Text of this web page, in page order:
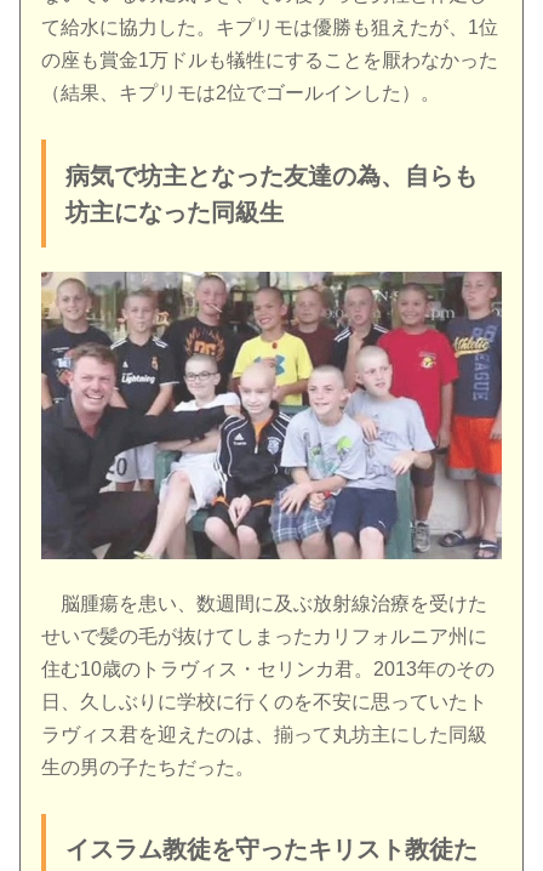
て給水に協力した。キプリモは優勝も狙えたが、1位
の座も賞金1万ドルも犠牲にすることを厭わなかった
（結果、キプリモは2位でゴールインした）。
病気で坊主となった友達の為、自らも
坊主になった同級生
脳腫瘍を患い、数週間に及ぶ放射線治療を受けた
せいで髪の毛が抜けてしまったカリフォルニア州に
住む10歳のトラヴィス・セリンカ君。2013年のその
日、久しぶりに学校に行くのを不安に思っていたト
ラヴィス君を迎えたのは、揃って丸坊主にした同級
生の男の子たちだった。
イスラム教徒を守ったキリスト教徒た